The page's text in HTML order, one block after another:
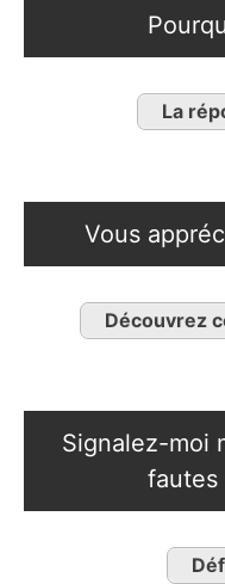
La
Vous
Découvrez
Signalez-moi
fautes